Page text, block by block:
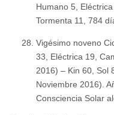
Humano 5,
Tormenta 11, 784
Vigésimo noveno
33, Eléctrica 19,
2016) – Kin 60, Sol
Noviembre 2016).
Consciencia Solar